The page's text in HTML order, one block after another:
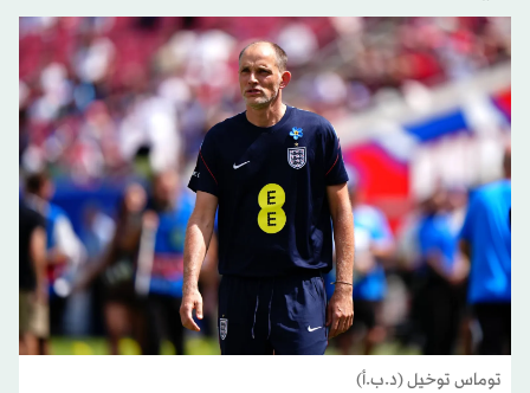
توماس توخيل (د.ب.أ)